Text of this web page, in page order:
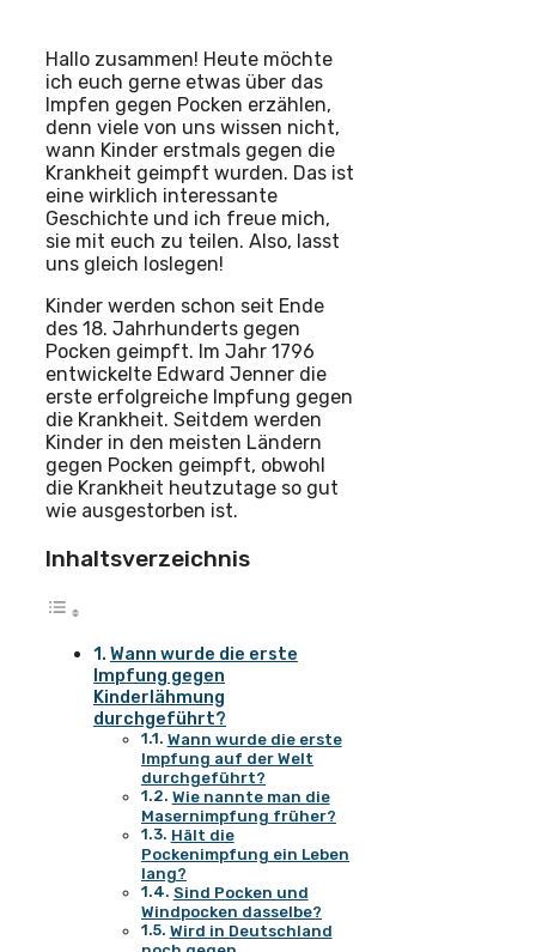
Hallo zusammen! Heute möchte
ich euch gerne etwas über das
Impfen gegen Pocken erzählen,
denn viele von uns wissen nicht,
wann Kinder erstmals gegen die
Krankheit geimpft wurden. Das ist
eine wirklich interessante
Geschichte und ich freue mich,
sie mit euch zu teilen. Also, lasst
uns gleich loslegen!
Kinder werden schon seit Ende
des 18. Jahrhunderts gegen
Pocken geimpft. Im Jahr 1796
entwickelte Edward Jenner die
erste erfolgreiche Impfung gegen
die Krankheit. Seitdem werden
Kinder in den meisten Ländern
gegen Pocken geimpft, obwohl
die Krankheit heutzutage so gut
wie ausgestorben ist.
Inhaltsverzeichnis
Wann wurde die erste
Impfung gegen
Kinderlähmung
durchgeführt?
Wann wurde die erste
Impfung auf der Welt
durchgeführt?
Wie nannte man die
Masernimpfung früher?
Hält die
Pockenimpfung ein Leben
lang?
Sind Pocken und
Windpocken dasselbe?
Wird in Deutschland